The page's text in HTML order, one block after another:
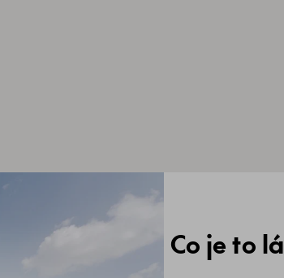
Co je to